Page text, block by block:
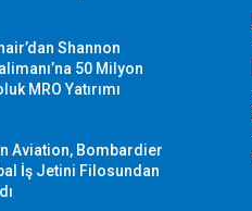
Shannon
50 Milyon
MRO Yatırımı
Aviation, Bombardier
İş Jetini Filosundan